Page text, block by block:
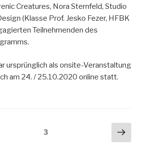
Creatures, Nora Sternfeld, Studio
(Klasse Prof. Jesko Fezer, HFBK
Teilnehmenden des
ursprünglich als onsite-Veranstaltung
am 24. / 25.10.2020 online statt.
Seite3